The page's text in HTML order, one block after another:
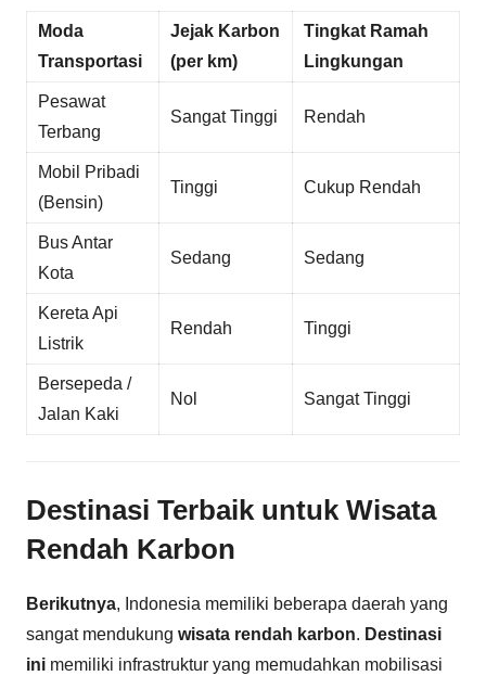
Moda
Transportasi
Jejak Karbon
(per km)
Tingkat Ramah
Lingkungan
Pesawat
Terbang
Sangat Tinggi Rendah
Mobil Pribadi
(Bensin)
Tinggi Cukup Rendah
Bus Antar
Kota
Sedang Sedang
Kereta Api
Listrik
Rendah Tinggi
Bersepeda /
Jalan Kaki
Nol Sangat Tinggi
Destinasi Terbaik untuk Wisata
Rendah Karbon
Berikutnya, Indonesia memiliki beberapa daerah yang
sangat mendukung wisata rendah karbon. Destinasi
ini memiliki infrastruktur yang memudahkan mobilisasi